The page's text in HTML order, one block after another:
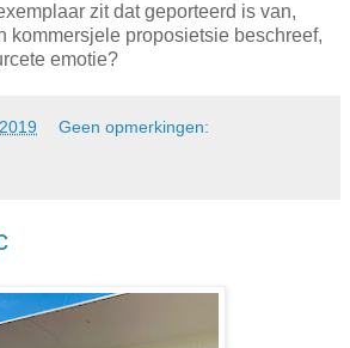
zit dat geporteerd is van,
kommersjele proposietsie beschreef,
emotie?
Geen opmerkingen: